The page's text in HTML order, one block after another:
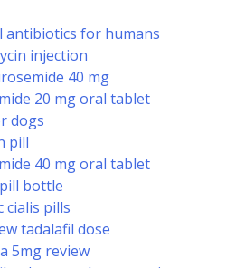
antibiotics for humans
injection
40 mg
20 mg oral tablet
dogs
pill
40 mg oral tablet
bottle
cialis pills
tadalafil dose
5mg review